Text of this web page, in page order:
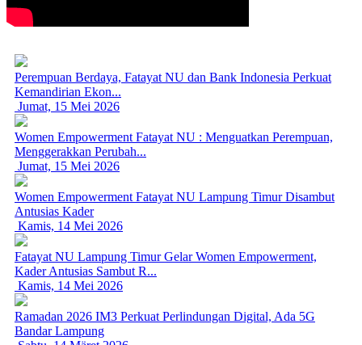
Perempuan Berdaya, Fatayat NU dan Bank Indonesia Perkuat
Kemandirian Ekon...
Jumat, 15 Mei 2026
Women Empowerment Fatayat NU : Menguatkan Perempuan,
Menggerakkan Perubah...
Jumat, 15 Mei 2026
Women Empowerment Fatayat NU Lampung Timur Disambut
Antusias Kader
Kamis, 14 Mei 2026
Fatayat NU Lampung Timur Gelar Women Empowerment,
Kader Antusias Sambut R...
Kamis, 14 Mei 2026
Ramadan 2026 IM3 Perkuat Perlindungan Digital, Ada 5G
Bandar Lampung